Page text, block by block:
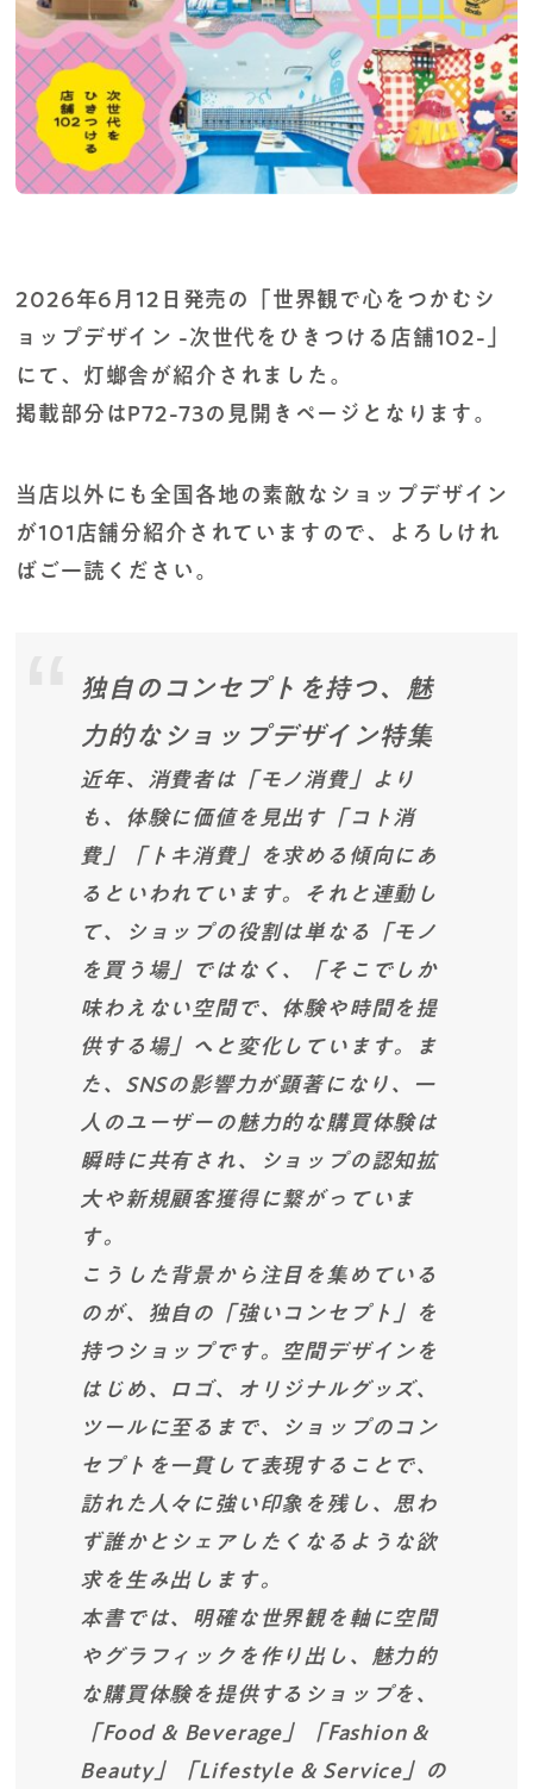
2026年6月12日発売の「世界観で心をつかむシ
ョップデザイン -次世代をひきつける店舗102-」
にて、灯螂舎が紹介されました。
掲載部分はP72-73の見開きページとなります。
当店以外にも全国各地の素敵なショップデザイン
が101店舗分紹介されていますので、よろしけれ
ばご一読ください。
独自のコンセプトを持つ、魅
力的なショップデザイン特集
近年、消費者は「モノ消費」より
も、体験に価値を見出す「コト消
費」「トキ消費」を求める傾向にあ
るといわれています。それと連動し
て、ショップの役割は単なる「モノ
を買う場」ではなく、「そこでしか
味わえない空間で、体験や時間を提
供する場」へと変化しています。ま
た、SNSの影響力が顕著になり、一
人のユーザーの魅力的な購買体験は
瞬時に共有され、ショップの認知拡
大や新規顧客獲得に繋がっていま
す。
こうした背景から注目を集めている
のが、独自の「強いコンセプト」を
持つショップです。空間デザインを
はじめ、ロゴ、オリジナルグッズ、
ツールに至るまで、ショップのコン
セプトを一貫して表現することで、
訪れた人々に強い印象を残し、思わ
ず誰かとシェアしたくなるような欲
求を生み出します。
本書では、明確な世界観を軸に空間
やグラフィックを作り出し、魅力的
な購買体験を提供するショップを、
「Food & Beverage」「Fashion &
Beauty」「Lifestyle & Service」の